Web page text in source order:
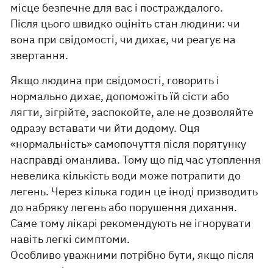
місце безпечне для вас і постраждалого.
Після цього швидко оцініть стан людини: чи
вона при свідомості, чи дихає, чи реагує на
звертання.
Якщо людина при свідомості, говорить і
нормально дихає, допоможіть їй сісти або
лягти, зігрійте, заспокойте, але не дозволяйте
одразу вставати чи йти додому. Оця
«нормальність» самопочуття після порятунку
насправді оманлива. Тому що під час утоплення
невелика кількість води може потрапити до
легень. Через кілька годин це іноді призводить
до набряку легень або порушення дихання.
Саме тому лікарі рекомендують не ігнорувати
навіть легкі симптоми.
Особливо уважними потрібно бути, якщо після